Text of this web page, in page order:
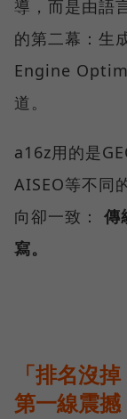
導，而是由語
的第二幕：生
Engine
道。
a16z用的是
AISEO等不同
向卻一致： 傳
寫。
「排名沒
第一線震撼